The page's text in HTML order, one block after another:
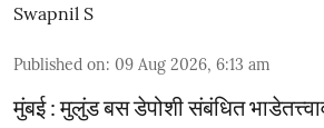
Swapnil S
Published on: 09 Aug 2026, 6:13 am
मुंबई : मुलुंड बस डेपोशी संबंधित